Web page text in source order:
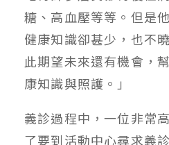
糖、高血壓等等。但是
健康知識卻甚少，也不
此期望未來還有機會，
康知識與照護。」
義診過程中，一位非常
了要到活動中心尋求義